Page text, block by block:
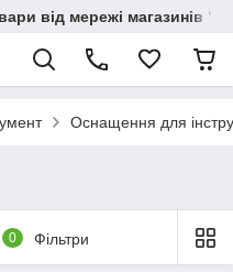
від мережі магазинів
Оснащення для
0 Фільтри